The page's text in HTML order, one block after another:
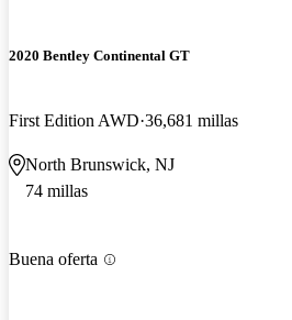
2020 Bentley Continental GT
First Edition AWD 36,681 millas
North Brunswick, NJ
74 millas
Buena oferta